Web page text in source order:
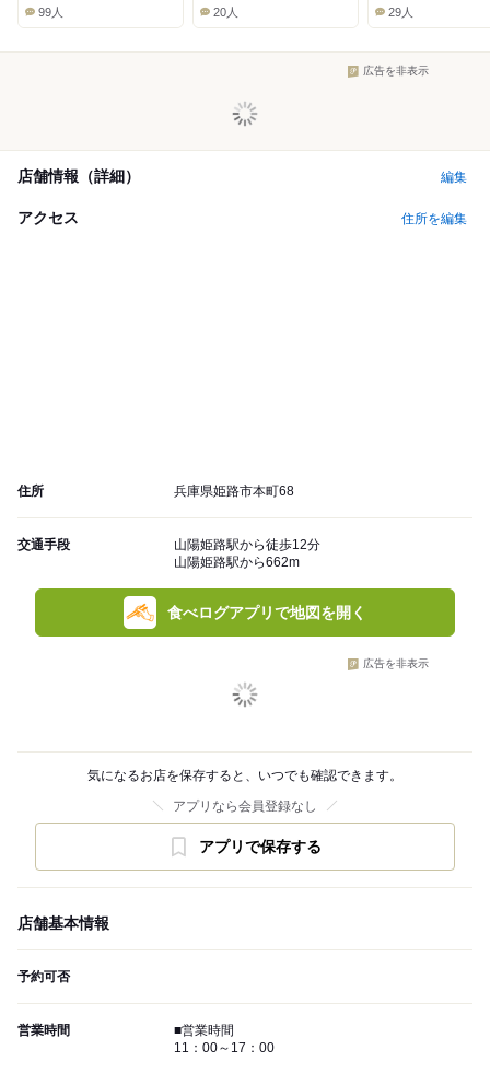
99人
20人
29人
広告を非表示
店舗情報（詳細） 編集
アクセス 住所を編集
住所 兵庫県姫路市本町68
交通手段
山陽姫路駅から徒歩12分
山陽姫路駅から662m
食べログアプリで地図を開く
広告を非表示
気になるお店を保存すると、いつでも確認できます。
アプリなら会員登録なし
アプリで保存する
店舗基本情報
予約可否
営業時間
■営業時間
11：00～17：00